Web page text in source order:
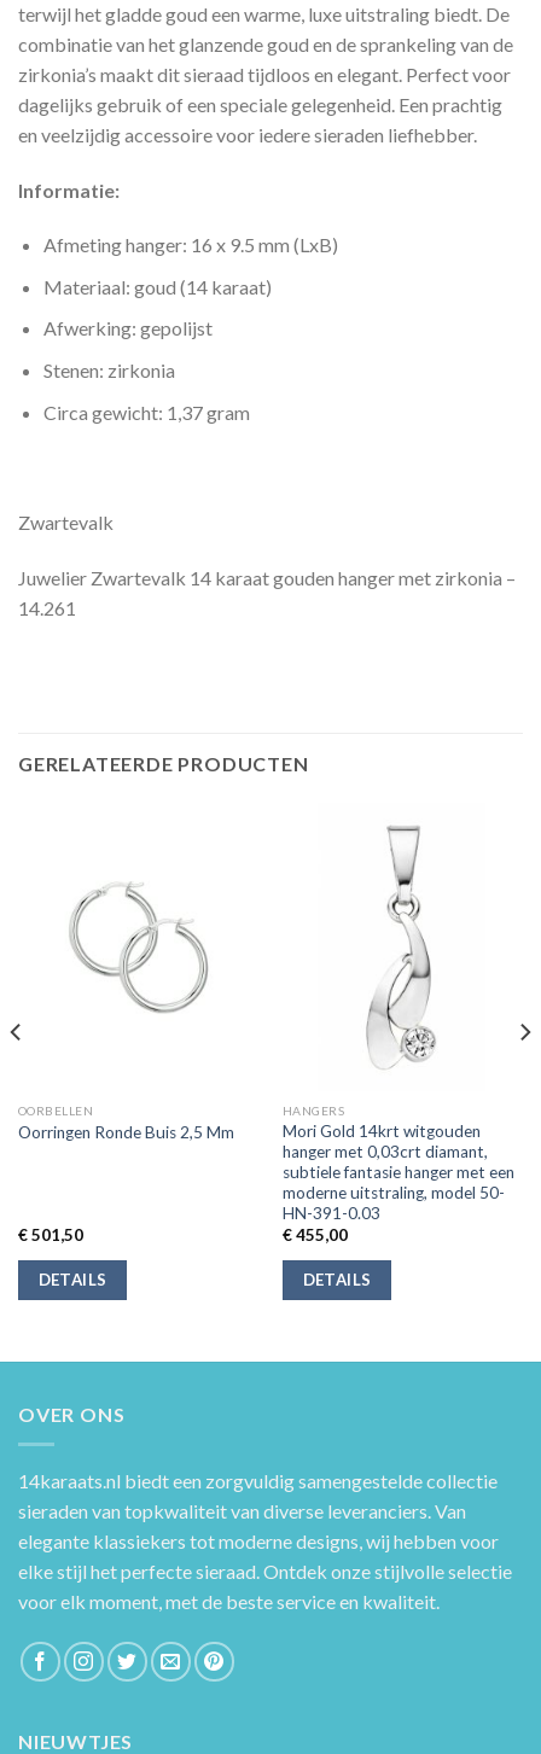
terwijl het gladde goud een warme, luxe uitstraling biedt. De
combinatie van het glanzende goud en de sprankeling van de
zirkonia’s maakt dit sieraad tijdloos en elegant. Perfect voor
dagelijks gebruik of een speciale gelegenheid. Een prachtig
en veelzijdig accessoire voor iedere sieraden liefhebber.
Informatie:
Afmeting hanger: 16 x 9.5 mm (LxB)
Materiaal: goud (14 karaat)
Afwerking: gepolijst
Stenen: zirkonia
Circa gewicht: 1,37 gram
Zwartevalk
Juwelier Zwartevalk 14 karaat gouden hanger met zirkonia –
14.261
GERELATEERDE PRODUCTEN
OORBELLEN
Oorringen Ronde Buis 2,5 Mm
€501,50
DETAILS
HANGERS
Mori Gold 14krt witgouden
hanger met 0,03crt diamant,
subtiele fantasie hanger met een
moderne uitstraling, model 50-
HN-391-0.03
€455,00
DETAILS
OVER ONS
14karaats.nl biedt een zorgvuldig samengestelde collectie
sieraden van topkwaliteit van diverse leveranciers. Van
elegante klassiekers tot moderne designs, wij hebben voor
elke stijl het perfecte sieraad. Ontdek onze stijlvolle selectie
voor elk moment, met de beste service en kwaliteit.
NIEUWTJES